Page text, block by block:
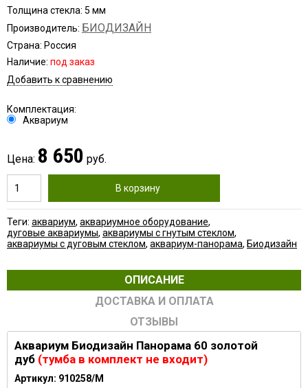
Толщина стекла: 5 мм
Производитель: БИОДИЗАЙН
Страна: Россия
Наличие: под заказ
Добавить к сравнению
Комплектация:
Аквариум
Цена: 8 650 руб.
В корзину
Теги: аквариум, аквариумное оборудование,
дуговые аквариумы, аквариумы с гнутым стеклом,
аквариумы с дуговым стеклом, аквариум-панорама, Биодизайн
ОПИСАНИЕ
ДОСТАВКА И ОПЛАТА
ОТЗЫВЫ
Аквариум Биодизайн Панорама 60 золотой
дуб (тумба в комплект не входит)
Артикул: 910258/M